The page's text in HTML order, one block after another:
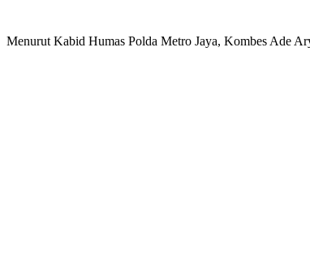
Menurut Kabid Humas Polda Metro Jaya, Kombes Ade